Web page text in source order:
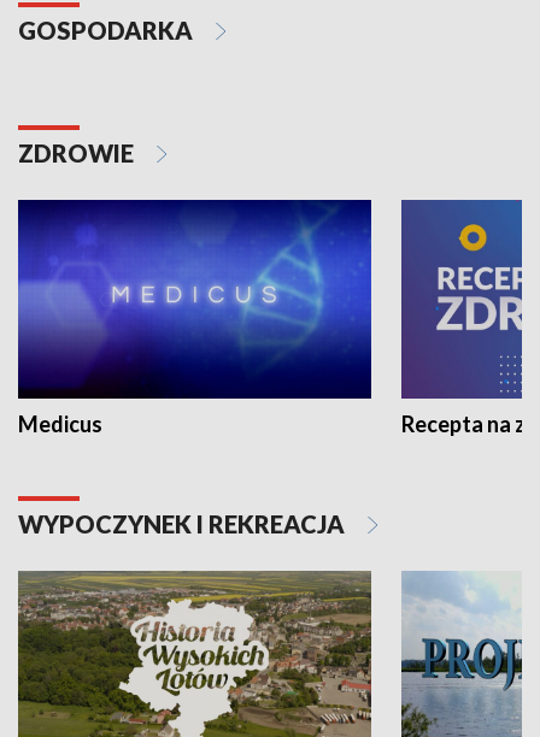
GOSPODARKA
ZDROWIE
Medicus Recepta na
WYPOCZYNEK I REKREACJA